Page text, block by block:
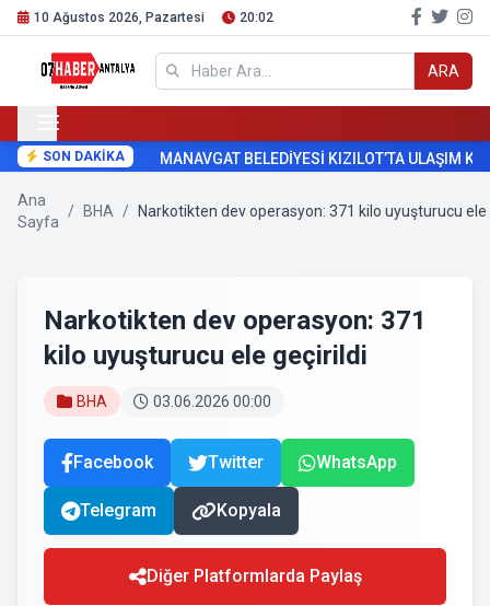
10 Ağustos 2026, Pazartesi 20:02
ARA
SON DAKİKA MANAVGAT BELEDİYESİ KIZILOT’TA ULAŞIM
Ana
Sayfa
/ BHA / Narkotikten dev operasyon: 371 kilo uyuşturucu
Narkotikten dev operasyon: 371
kilo uyuşturucu ele geçirildi
BHA 03.06.2026 00:00
Facebook Twitter WhatsApp
Telegram Kopyala
Diğer Platformlarda Paylaş